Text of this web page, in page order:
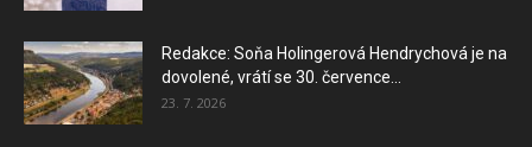
Redakce: Soňa Holingerová Hendrychová je na
dovolené, vrátí se 30. července...
23. 7. 2026